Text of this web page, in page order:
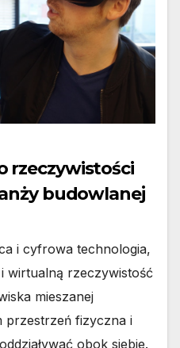
rzeczywistości
budowlanej
i cyfrowa technologia,
wirtualną rzeczywistość
mieszanej
przestrzeń fizyczna i
obok siebie.